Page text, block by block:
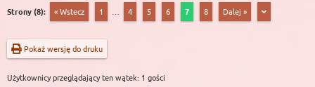
Strony (8): « Wstecz 1 4 5 6 7 8 Dalej »
Pokaż wersję do druku
Użytkownicy przeglądający ten wątek: 1 gości